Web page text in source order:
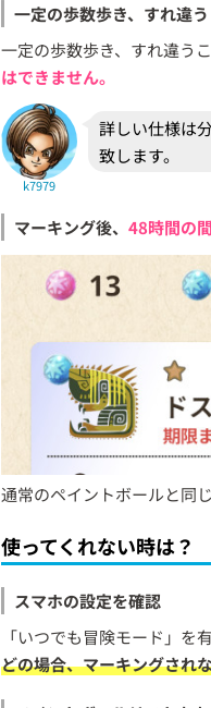
一定の歩数歩き、すれ違う
一定の歩数歩き、すれ違う
はできません。
k7979
詳しい仕様は
致します。
マーキング後、 48時間の間
通常のペイントボールと同じ
使ってくれない時は？
スマホの設定を確認
「いつでも冒険モード」を
どの場合、マーキングされ